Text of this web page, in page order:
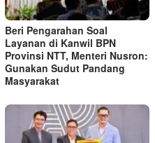
Beri Pengarahan Soal
Layanan di Kanwil BPN
Provinsi NTT, Menteri Nusron:
Gunakan Sudut Pandang
Masyarakat